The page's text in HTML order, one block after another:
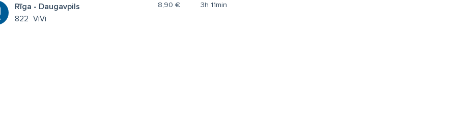
Rīga - Daugavpils
822 ViVi
8,90 € 3h 11min